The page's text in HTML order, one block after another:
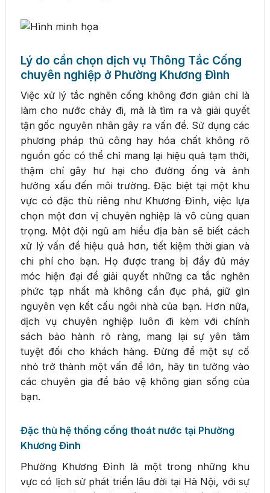
Lý do cần chọn dịch vụ Thông Tắc Cống
chuyên nghiệp ở Phường Khương Đình
Việc xử lý tắc nghẽn cống không đơn giản chỉ là
làm cho nước chảy đi, mà là tìm ra và giải quyết
tận gốc nguyên nhân gây ra vấn đề. Sử dụng các
phương pháp thủ công hay hóa chất không rõ
nguồn gốc có thể chỉ mang lại hiệu quả tạm thời,
thậm chí gây hư hại cho đường ống và ảnh
hưởng xấu đến môi trường. Đặc biệt tại một khu
vực có đặc thù riêng như Khương Đình, việc lựa
chọn một đơn vị chuyên nghiệp là vô cùng quan
trọng. Một đội ngũ am hiểu địa bàn sẽ biết cách
xử lý vấn đề hiệu quả hơn, tiết kiệm thời gian và
chi phí cho bạn. Họ được trang bị đầy đủ máy
móc hiện đại để giải quyết những ca tắc nghẽn
phức tạp nhất mà không cần đục phá, giữ gìn
nguyên vẹn kết cấu ngôi nhà của bạn. Hơn nữa,
dịch vụ chuyên nghiệp luôn đi kèm với chính
sách bảo hành rõ ràng, mang lại sự yên tâm
tuyệt đối cho khách hàng. Đừng để một sự cố
nhỏ trở thành một vấn đề lớn, hãy tin tưởng vào
các chuyên gia để bảo vệ không gian sống của
bạn.
Đặc thù hệ thống cống thoát nước tại Phường
Khương Đình
Phường Khương Đình là một trong những khu
vực có lịch sử phát triển lâu đời tại Hà Nội, với sự